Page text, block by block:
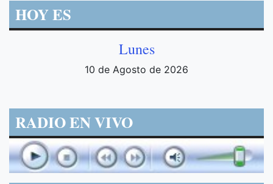
HOY ES
Lunes
10 de Agosto de 2026
RADIO EN VIVO